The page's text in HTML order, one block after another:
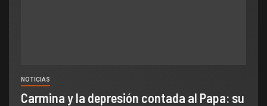
NOTICIAS
Carmina y la depresión contada al Papa: su